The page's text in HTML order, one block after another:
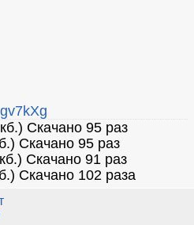
Скачано 95 раз
Скачано 95 раз
Скачано 91 раз
Скачано 102 раза